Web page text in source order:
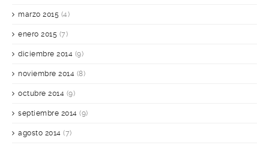
marzo 2015 (4)
enero 2015 (7)
diciembre 2014 (9)
noviembre 2014 (8)
octubre 2014 (9)
septiembre 2014 (9)
agosto 2014 (7)